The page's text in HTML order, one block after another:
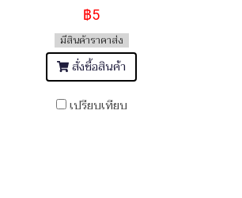
฿5
มีสินค้าราคาส่ง
สั่งซื้อสินค้า
เปรียบเทียบ